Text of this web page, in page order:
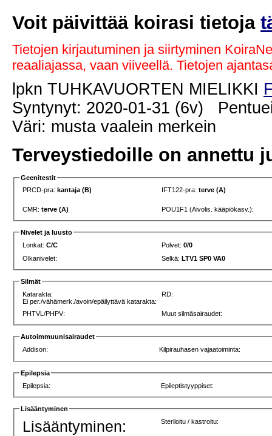
Voit päivittää koirasi tietoja
Tietojen kirjautuminen ja siirtyminen
reaaliajassa, vaan viiveellä. Tietojen
lpkn TUHKAVUORTEN MIELIKKI
Syntynyt: 2020-01-31 (6v)
Väri: musta vaalein merkein
Terveystiedoille on annettu
Geenitestit
PRCD-pra: kantaja (B) IFT122-pra:terve (A)
CMR:terve (A) POU1F1 (Aivolis. kääpiökasv.):
Nivelet ja luusto
Lonkat:C/C Polvet:0/0
Olkanivelet:
Selkä:LTV1 SP0 VA0
Silmät
Katarakta:
Ei per./vähämerk./avoin/epäilyttävä katarakta:
RD:
PHTVL/PHPV: Muut silmäsairaudet:
Autoimmuunisairaudet
Addison:
Kilpirauhasen vajaatoiminta:
Epilepsia
Epilepsia:
Epileptistyyppiset:
Lisääntyminen
Lisääntyminen: Steriloitu / kastroitu: